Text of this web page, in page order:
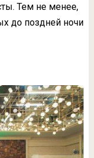
Тем не менее,
до поздней ночи